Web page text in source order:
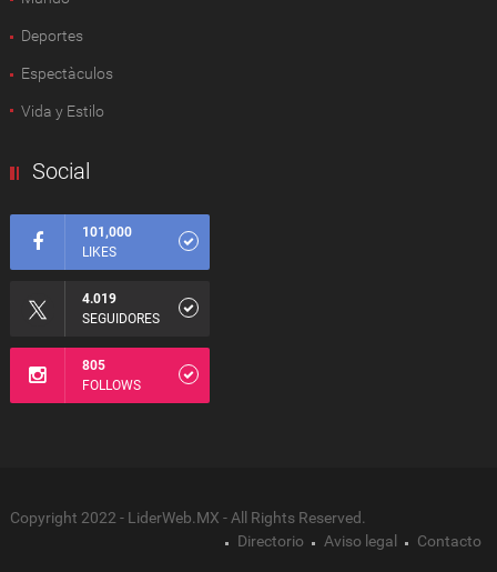
Deportes
Espectàculos
Vida y Estilo
Social
101,000
LIKES
4.019
SEGUIDORES
805
FOLLOWS
Copyright 2022 - LiderWeb.MX - All Rights Reserved.
Directorio
Aviso legal Contacto